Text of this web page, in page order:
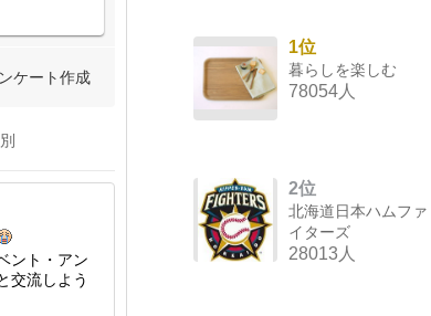
ケート作成
ント・アン
交流しよう
1位
暮らしを楽しむ
78054人
2位
北海道日本ハムファ
イターズ
28013人